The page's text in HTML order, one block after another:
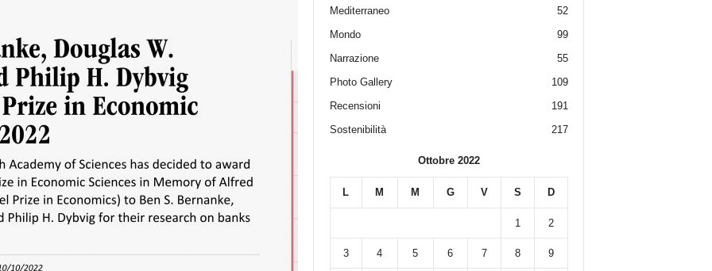
Mediterraneo
52
Mondo
99
Narrazione
55
Photo Gallery
109
Recensioni
191
Sostenibilità
217
Ottobre 2022
L M M G V S D
1 2
3 4 5 6 7 8 9